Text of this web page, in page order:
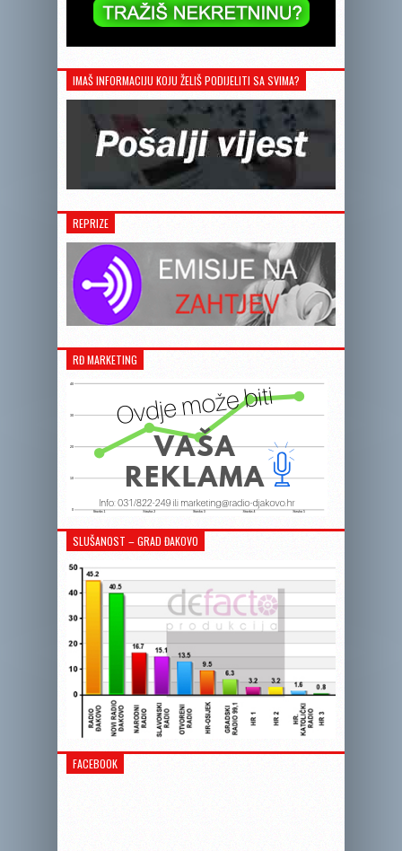
IMAŠ INFORMACIJU KOJU ŽELIŠ PODIJELITI SA SVIMA?
REPRIZE
RĐ MARKETING
SLUŠANOST – GRAD ĐAKOVO
FACEBOOK